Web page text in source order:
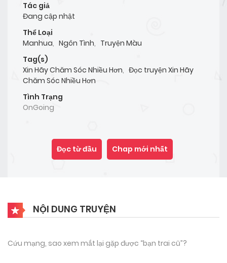
Tác giả
Đang cập nhật
Thể Loại
Manhua, Ngôn Tình, Truyện Màu
Tag(s)
Xin Hãy Chăm Sóc Nhiều Hơn, Đọc truyện Xin Hãy
Chăm Sóc Nhiều Hơn
Tình Trạng
OnGoing
Đọc từ đầu Chap mới nhất
NỘI DUNG TRUYỆN
Cứu mạng, sao xem mắt lại gặp được “bạn trai cũ”?